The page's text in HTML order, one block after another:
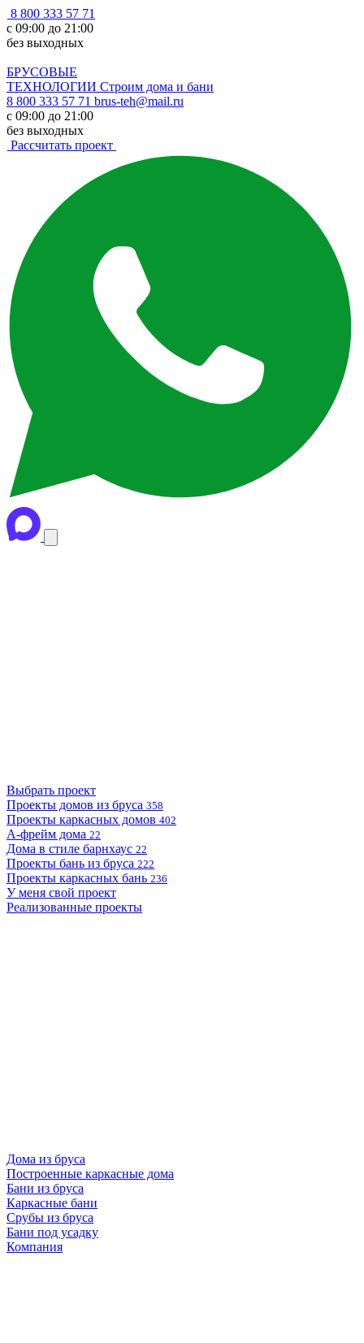
8 800 333 57 71
с 09:00 до 21:00
без выходных
БРУСОВЫЕ
ТЕХНОЛОГИИ Строим дома и бани
8 800 333 57 71 brus-teh@mail.ru
с 09:00 до 21:00
без выходных
Рассчитать проект
Выбрать проект
Проекты домов из бруса 358
Проекты каркасных домов 402
А-фрейм дома 22
Дома в стиле барнхаус 22
Проекты бань из бруса 222
Проекты каркасных бань 236
У меня свой проект
Реализованные проекты
Дома из бруса
Построенные каркасные дома
Бани из бруса
Каркасные бани
Срубы из бруса
Бани под усадку
Компания